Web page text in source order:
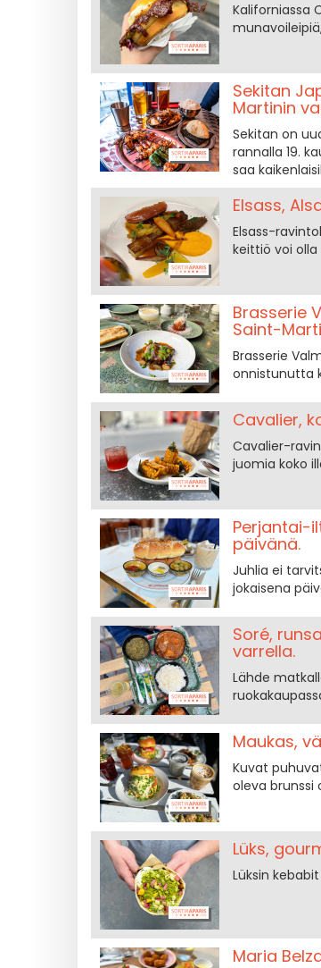
Kaliforniassa
Sekitan
Martinin
Sekitan on
rannalla 19.
saa
Elsass,
Elsass-
keittiö voi
Brasserie
Saint-
Brasserie
onnistunutta
Cavalier,
Cavalier-
juomia koko
Perjantai-
päivänä.
Juhlia ei
jokaisena
Soré,
varrella.
Lähde
Maukas,
Kuvat
oleva brunssi
Lüks,
Lüksin
Maria